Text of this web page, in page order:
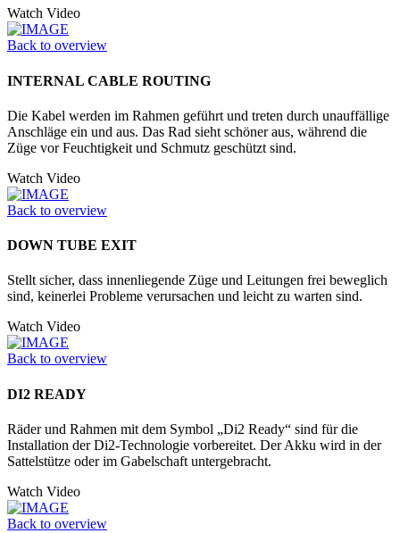
Watch Video
Back to overview
INTERNAL CABLE ROUTING
Die Kabel werden im Rahmen geführt und treten durch unauffällige
Anschläge ein und aus. Das Rad sieht schöner aus, während die
Züge vor Feuchtigkeit und Schmutz geschützt sind.
Watch Video
Back to overview
DOWN TUBE EXIT
Stellt sicher, dass innenliegende Züge und Leitungen frei beweglich
sind, keinerlei Probleme verursachen und leicht zu warten sind.
Watch Video
Back to overview
DI2 READY
Räder und Rahmen mit dem Symbol „Di2 Ready“ sind für die
Installation der Di2-Technologie vorbereitet. Der Akku wird in der
Sattelstütze oder im Ga­belschaft untergebracht.
Watch Video
Back to overview